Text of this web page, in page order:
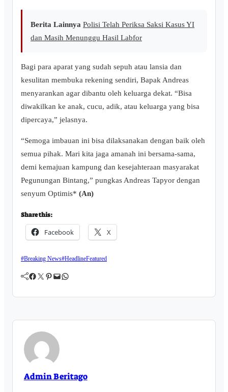
Berita Lainnya Polisi Telah Periksa Saksi Kasus YI
dan Masih Menunggu Hasil Labfor
Bagi para aparat yang sudah sepuh atau lansia dan
kesulitan membuka rekening sendiri, Bapak Andreas
menyarankan agar dibantu oleh keluarga dekat. “Bisa
diwakilkan ke anak, cucu, adik, atau keluarga yang bisa
dipercaya,” jelasnya.
“Semoga imbauan ini bisa dilaksanakan dengan baik oleh
semua pihak. Mari kita jaga amanah ini bersama-sama,
demi kemajuan kampung dan kesejahteraan masyarakat
Pegunungan Bintang,” pungkas Andreas Tapyor dengan
senyum Optimis* (An)
Share this:
Facebook X
#Breaking News#HeadlineFeatured
Facebook Twitter Pinterest Mail WhatsApp
Admin Beritago